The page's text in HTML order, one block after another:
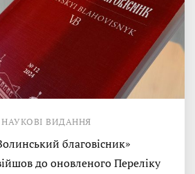
НАУКОВІ ВИДАННЯ
благовісник»
до оновленого Переліку